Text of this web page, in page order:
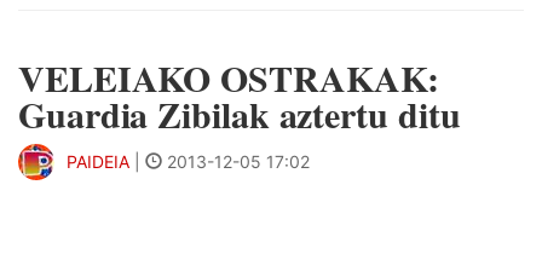
VELEIAKO OSTRAKAK:
Guardia Zibilak aztertu ditu
PAIDEIA 2013-12-05 17:02